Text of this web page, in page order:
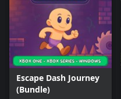
Escape Dash Journey
(Bundle)